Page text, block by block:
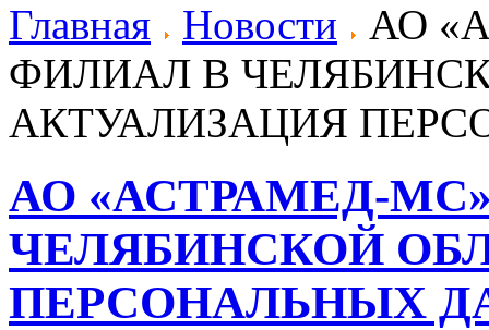
Главная
Новости
АО
ФИЛИАЛ В
АКТУАЛИЗАЦИЯ
АО «АСТРАМЕД-
ЧЕЛЯБИНСКОЙ
ПЕРСОНАЛЬНЫХ